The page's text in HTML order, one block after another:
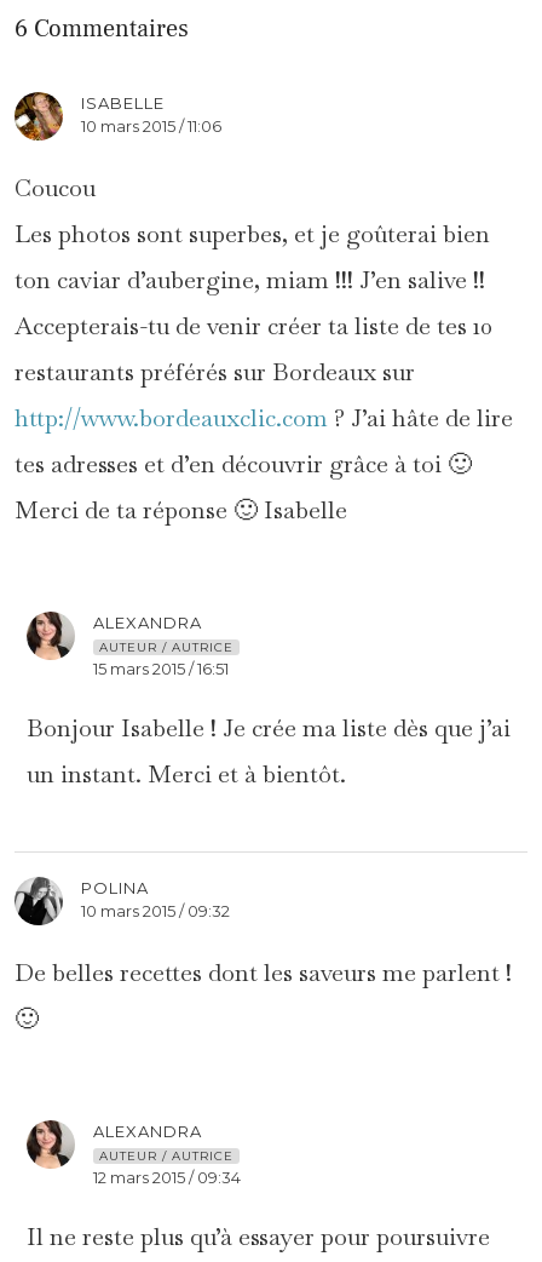
6 Commentaires
ISABELLE
10 mars 2015 / 11:06
Coucou
Les photos sont superbes, et je goûterai bien
ton caviar d’aubergine, miam !!! J’en salive !!
Accepterais-tu de venir créer ta liste de tes 10
restaurants préférés sur Bordeaux sur
http://www.bordeauxclic.com ? J’ai hâte de lire
tes adresses et d’en découvrir grâce à toi 🙂
Merci de ta réponse 🙂 Isabelle
ALEXANDRA
AUTEUR / AUTRICE
15 mars 2015 / 16:51
Bonjour Isabelle ! Je crée ma liste dès que j’ai
un instant. Merci et à bientôt.
POLINA
10 mars 2015 / 09:32
De belles recettes dont les saveurs me parlent !
🙂
ALEXANDRA
AUTEUR / AUTRICE
12 mars 2015 / 09:34
Il ne reste plus qu’à essayer pour poursuivre